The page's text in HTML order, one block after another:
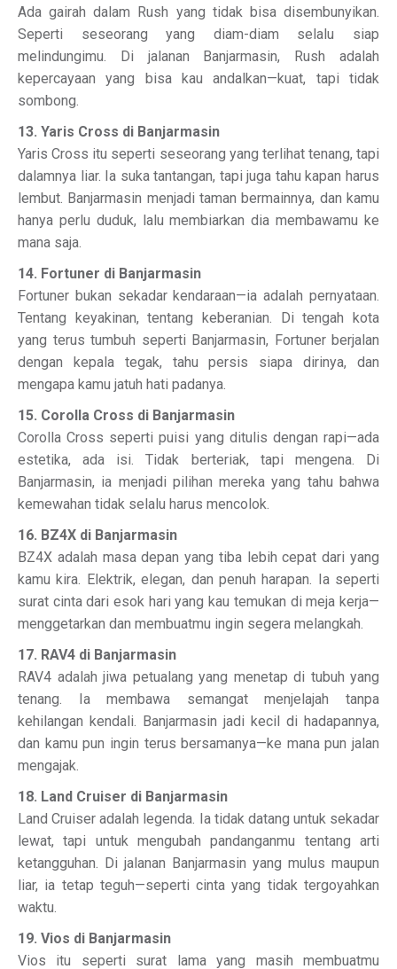
Ada gairah dalam Rush yang tidak bisa disembunyikan.
Seperti seseorang yang diam-diam selalu siap
melindungimu. Di jalanan Banjarmasin, Rush adalah
kepercayaan yang bisa kau andalkan—kuat, tapi tidak
sombong.
13. Yaris Cross di Banjarmasin
Yaris Cross itu seperti seseorang yang terlihat tenang, tapi
dalamnya liar. Ia suka tantangan, tapi juga tahu kapan harus
lembut. Banjarmasin menjadi taman bermainnya, dan kamu
hanya perlu duduk, lalu membiarkan dia membawamu ke
mana saja.
14. Fortuner di Banjarmasin
Fortuner bukan sekadar kendaraan—ia adalah pernyataan.
Tentang keyakinan, tentang keberanian. Di tengah kota
yang terus tumbuh seperti Banjarmasin, Fortuner berjalan
dengan kepala tegak, tahu persis siapa dirinya, dan
mengapa kamu jatuh hati padanya.
15. Corolla Cross di Banjarmasin
Corolla Cross seperti puisi yang ditulis dengan rapi—ada
estetika, ada isi. Tidak berteriak, tapi mengena. Di
Banjarmasin, ia menjadi pilihan mereka yang tahu bahwa
kemewahan tidak selalu harus mencolok.
16. BZ4X di Banjarmasin
BZ4X adalah masa depan yang tiba lebih cepat dari yang
kamu kira. Elektrik, elegan, dan penuh harapan. Ia seperti
surat cinta dari esok hari yang kau temukan di meja kerja—
menggetarkan dan membuatmu ingin segera melangkah.
17. RAV4 di Banjarmasin
RAV4 adalah jiwa petualang yang menetap di tubuh yang
tenang. Ia membawa semangat menjelajah tanpa
kehilangan kendali. Banjarmasin jadi kecil di hadapannya,
dan kamu pun ingin terus bersamanya—ke mana pun jalan
mengajak.
18. Land Cruiser di Banjarmasin
Land Cruiser adalah legenda. Ia tidak datang untuk sekadar
lewat, tapi untuk mengubah pandanganmu tentang arti
ketangguhan. Di jalanan Banjarmasin yang mulus maupun
liar, ia tetap teguh—seperti cinta yang tidak tergoyahkan
waktu.
19. Vios di Banjarmasin
Vios itu seperti surat lama yang masih membuatmu